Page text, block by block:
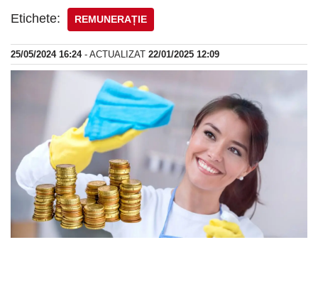
Etichete: REMUNERAȚIE
25/05/2024 16:24- ACTUALIZAT 22/01/2025 12:09